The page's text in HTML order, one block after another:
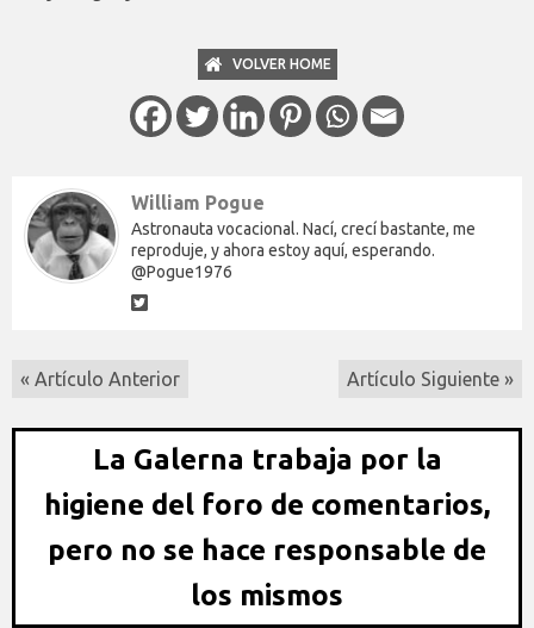
VOLVER HOME
William Pogue
Astronauta vocacional. Nací, crecí bastante, me
reproduje, y ahora estoy aquí, esperando.
@Pogue1976
« Artículo Anterior Artículo Siguiente »
La Galerna trabaja por la
higiene del foro de comentarios,
pero no se hace responsable de
los mismos